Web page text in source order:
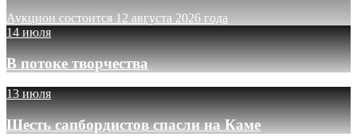
Аукцион состоится 12 августа 2026 года
14 июля
В потоке творчества
13 июля
Шесть сапбордистов спасли на Каме